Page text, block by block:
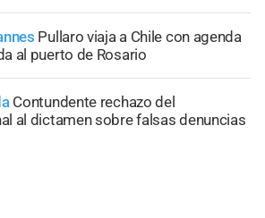
Pullaro viaja a Chile con agenda
al puerto de Rosario
Contundente rechazo del
al dictamen sobre falsas denuncias